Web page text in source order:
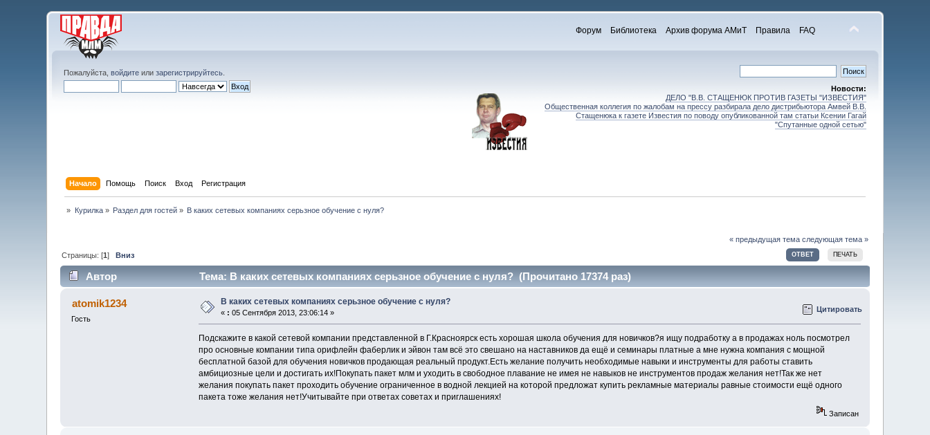
Форум Библиотека Архив форума АМиТ Правила FAQ
Пожалуйста,войдите илизарегистрируйтесь
Новости:
ДЕЛО "В.В. СТАЩЕНЮК ПРОТИВ ГАЗЕТЫ "ИЗВЕСТИЯ"
Общественная коллегия по жалобам на прессу разбирала дело дистрибьютора Амвей В.В.
Стащенюка к газете Известия по поводу опубликованной там статьи Ксении Гагай
"Спутанные одной сетью"
Начало Помощь Поиск Вход Регистрация
» Курилка» Раздел для гостей » В каких сетевых компаниях серьзное обучение с нуля?
« предыдущая тема следующая тема »
ОТВЕТ ПЕЧАТЬ
Страницы: [1]Вниз
Автор Тема: В каких сетевых компаниях серьзное обучение с нуля? (Прочитано 17374 раз)
atomik1234
Гость
В каких сетевых компаниях серьзное обучение с нуля?
« : 05 Сентября 2013, 23:06:14 » Цитировать
Подскажите в какой сетевой компании представленной в Г.Красноярск есть хорошая школа обучения для новичков?я ищу подработку а в продажах ноль посмотрел
про основные компании типа орифлейн фаберлик и эйвон там всё это свешано на наставников да ещё и семинары платные а мне нужна компания с мощной
бесплатной базой для обучения новичков продающая реальный продукт.Есть желание получить необходимые навыки и инструменты для работы ставить
амбициозные цели и достигать их!Покупать пакет млм и уходить в свободное плавание не имея не навыков не инструментов продаж желания нет!Так же нет
желания покупать пакет проходить обучение ограниченное в водной лекцией на которой предложат купить рекламные материалы равные стоимости ещё одного
пакета тоже желания нет!Учитывайте при ответах советах и приглашениях!
Записан